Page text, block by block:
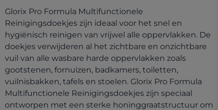
Glorix Pro Formula Multifunctionele
Reinigingsdoekjes zijn ideaal voor het snel en
hygiënisch reinigen van vrijwel alle oppervlakken. De
doekjes verwijderen al het zichtbare en onzichtbare
vuil van alle wasbare harde oppervlakken zoals
gootstenen, fornuizen, badkamers, toiletten,
vuilnisbakken, tafels en stoelen. Glorix Pro Formula
Multifunctionele Reinigingsdoekjes zijn speciaal
ontworpen met een sterke honinggraatstructuur om